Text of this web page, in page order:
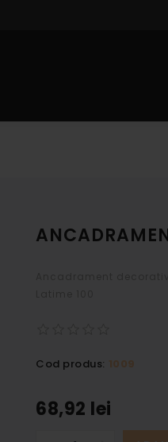
Cod produs: 1009
68,92 lei